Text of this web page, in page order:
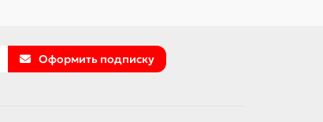
Оформить подписку